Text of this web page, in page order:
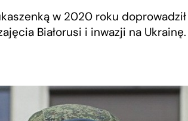
w 2020 roku
Białorusi i inwazji na